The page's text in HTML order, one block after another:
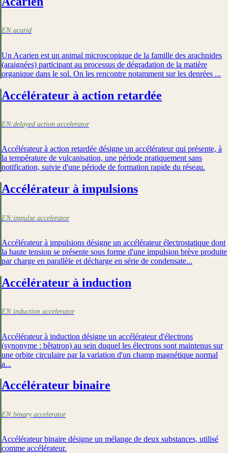
EN:acarid
Un Acarien est un animal microscopique de la famille des arachnides
(araignées) participant au processus de dégradation de la matière
organique dans le sol. On les rencontre notamment sur les denrées ...
Accélérateur à action retardée
EN:delayed action accelerator
Accélérateur à action retardée désigne un accélérateur qui présente, à
la température de vulcanisation, une période pratiquement sans
notification, suivie d'une période de formation rapide du réseau.
Accélérateur à impulsions
EN:impulse accelerator
Accélérateur à impulsions désigne un accélérateur électrostatique dont
la haute tension se présente sous forme d'une impulsion brève produite
par charge en parallèle et décharge en série de condensate...
Accélérateur à induction
EN:induction accelerator
Accélérateur à induction désigne un accélérateur d'électrons
(synonyme : bêtatron) au sein duquel les électrons sont maintenus sur
une orbite circulaire par la variation d'un champ magnétique normal
a...
Accélérateur binaire
EN:binary accelerator
Accélérateur binaire désigne un mélange de deux substances, utilisé
comme accélérateur.